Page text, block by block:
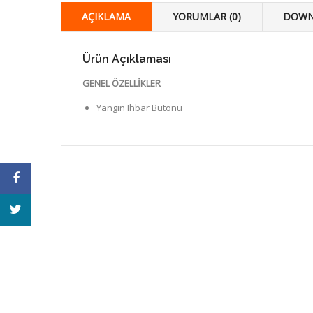
AÇIKLAMA YORUMLAR (0)
Ürün Açıklaması
GENEL ÖZELLİKLER
Yangın Ihbar Butonu